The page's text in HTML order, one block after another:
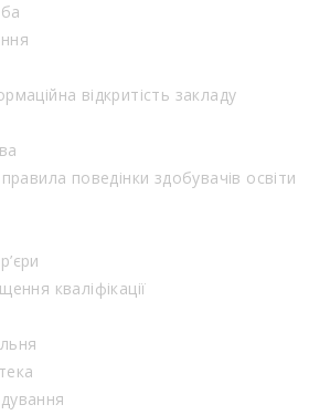
відкритість закладу
поведінки здобувачів освіти
кваліфікації